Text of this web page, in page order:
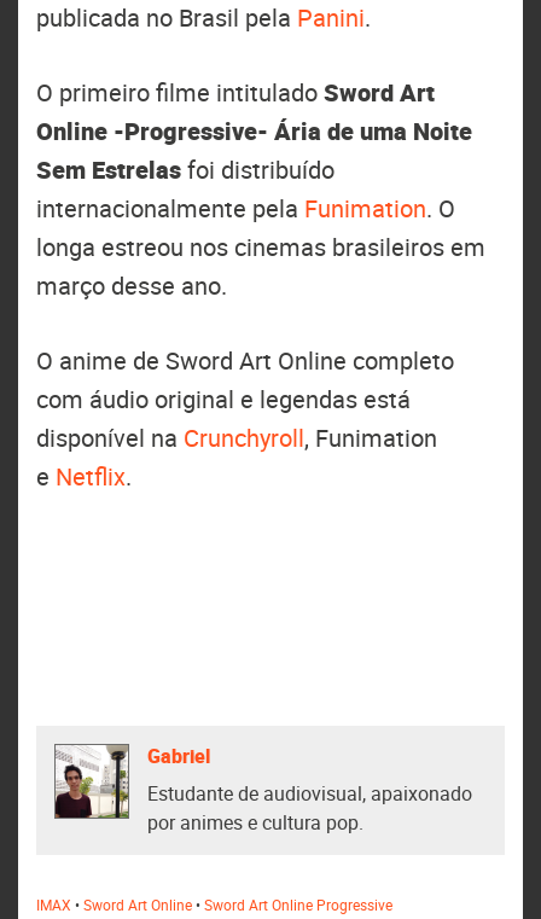
publicada no Brasil pela Panini.
O primeiro filme intituladoSword Art
Online -Progressive- Ária de uma Noite
Sem Estrelasfoi distribuído
internacionalmente pela Funimation. O
longa estreou nos cinemas brasileiros em
março desse ano.
O anime de Sword Art Online completo
com áudio original e legendas está
disponível na Crunchyroll, Funimation
e Netflix.
Gabriel
Estudante de audiovisual, apaixonado
por animes e cultura pop.
IMAX •Sword Art Online•Sword Art Online Progressive